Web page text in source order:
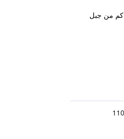
يتميز مكان إقامة "Sairougn Seaview Hotel" بمطعم ويقع في Ban Ko Kwang في كرابي على بُعد 300 م من شاطئ كوه كوانغ (Koh Kwang Beach) و5.2 كم من جبل